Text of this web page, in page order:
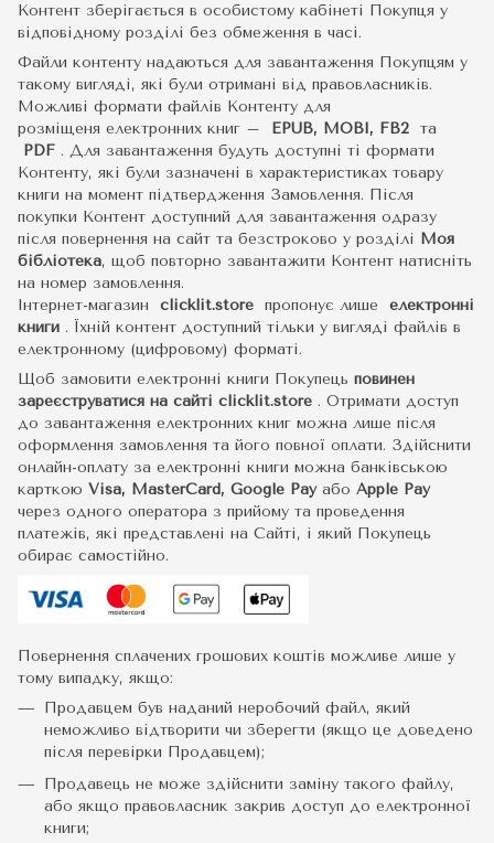
Контент зберігається в особистому кабінеті Покупця у
відповідному розділі без обмеження в часі.
Файли контенту надаються для завантаження Покупцям у
такому вигляді, які були отримані від правовласників.
Можливі формати файлів Контенту для
розміщеня електронних книг –
EPUB, MOBI, FB2 та
PDF . Для завантаження будуть доступні ті формати
Контенту, які були зазначені в характеристиках товару
книги на момент підтвердження Замовлення. Після
покупки Контент доступний для завантаження одразу
після повернення на сайт та безстроково у розділі Моя
бібліотека, щоб повторно завантажити Контент натисніть
на номер замовлення.
Інтернет-магазин clicklit.store пропонує лише електронні
книги . Їхній контент доступний тільки у вигляді файлів в
електронному (цифровому) форматі.
Щоб замовити електронні книги Покупець повинен
зареєструватися на сайті clicklit.store . Отримати доступ
до завантаження електронних книг можна лише після
оформлення замовлення та його повної оплати. Здійснити
онлайн-оплату за електронні книги можна банківською
карткою Visa, MasterCard, Google Pay або Apple Pay
через одного оператора з прийому та проведення
платежів, які представлені на Сайті, і який Покупець
обирає самостійно.
Повернення сплачених грошових коштів можливе лише у
тому випадку, якщо:
Продавцем був наданий неробочий файл, який
неможливо відтворити чи зберегти (якщо це доведено
після перевірки Продавцем);
Продавець не може здійснити заміну такого файлу,
або якщо правовласник закрив доступ до електронної
книги;